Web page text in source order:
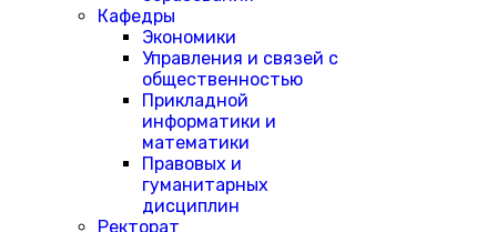
Кафедры
Экономики
Управления и связей с
общественностью
Прикладной
информатики и
математики
Правовых и
гуманитарных
дисциплин
Ректорат